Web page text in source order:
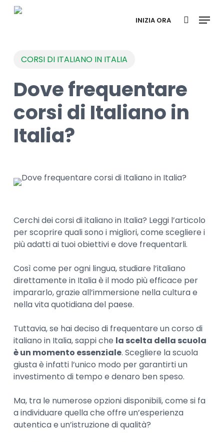
Skip
INIZIA ORA search
Menu
CORSI DI ITALIANO IN ITALIA
Dove frequentare
corsi di Italiano in
Italia?
Cerchi dei corsi di italiano in Italia? Leggi l’articolo
per scoprire quali sono i migliori, come scegliere i
più adatti ai tuoi obiettivi e dove frequentarli.
Così come per ogni lingua, studiare l’italiano
direttamente in Italia è il modo più efficace per
impararlo, grazie all’immersione nella cultura e
nella vita quotidiana del paese.
Tuttavia, se hai deciso di frequentare un corso di
italiano in Italia, sappi che la scelta della scuola
è un momento essenziale. Scegliere la scuola
giusta è infatti l’unico modo per garantirti un
investimento di tempo e denaro ben speso.
Ma, tra le numerose opzioni disponibili, come si fa
a individuare quella che offre un’esperienza
autentica e un’istruzione di qualità?